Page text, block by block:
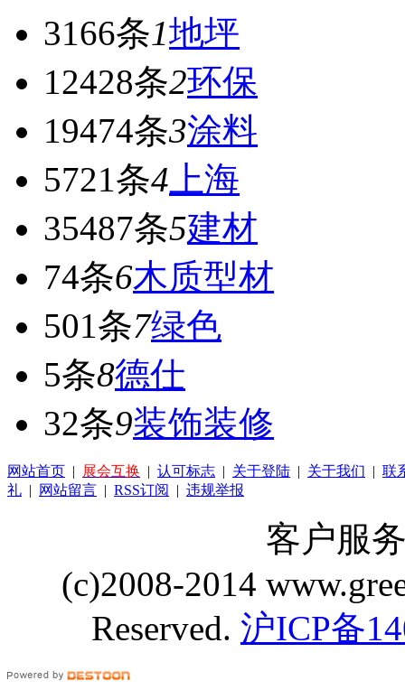
3166条1地坪
12428条2环保
19474条3涂料
5721条4 上海
35487条5建材
74条6木质型材
501条7绿色
5条8德仕
32条9装饰装修
网站首页 | 展会互换 | 认可标志 | 关于登陆 | 关于我们 | 联
礼 | 网站留言 | RSS订阅 | 违规举报
客户服
(c)2008-2014
Reserved. 沪ICP备